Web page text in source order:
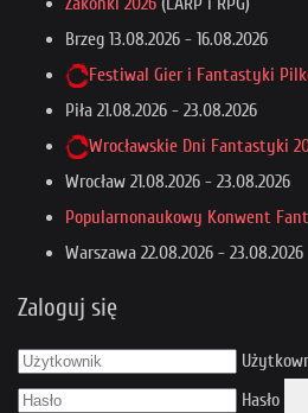
Brzeg 13.08.2026 - 16.08.2026
Festiwal Gier i Fantastyki
Piła 21.08.2026 - 23.08.2026
Wrocławskie Dni Fantastyki
Wrocław 21.08.2026 - 23.08.2026
Popularnonaukowy Konwent
Warszawa 22.08.2026 - 23.08.2026
Zaloguj się
Hasło